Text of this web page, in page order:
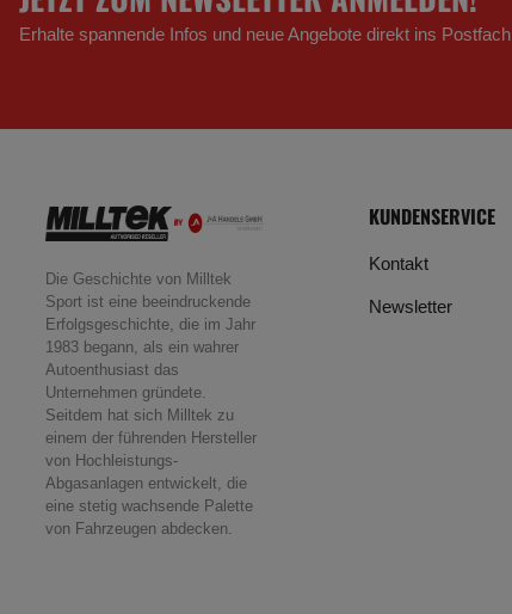
Erhalte spannende Infos und neue Angebote direkt ins Postfach
Die Geschichte von Milltek
Sport ist eine beeindruckende
Erfolgsgeschichte, die im Jahr
1983 begann, als ein wahrer
Autoenthusiast das
Unternehmen gründete.
Seitdem hat sich Milltek zu
einem der führenden Hersteller
von Hochleistungs-
Abgasanlagen entwickelt, die
eine stetig wachsende Palette
von Fahrzeugen abdecken.
KUNDENSERVICE
Kontakt
Newsletter